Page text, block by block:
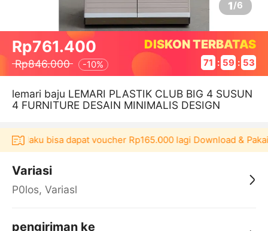
1/6
Rp761.400
Rp846.000 -10%
DISKON TERBATAS
71 : 59 : 53
lemari baju LEMARI PLASTIK CLUB BIG 4 SUSUN
4 FURNITURE DESAIN MINIMALIS DESIGN
bisa dapat voucher Rp165.000 lagi Download & Pakai！
Variasi
P0los, Variasl
pengiriman ke